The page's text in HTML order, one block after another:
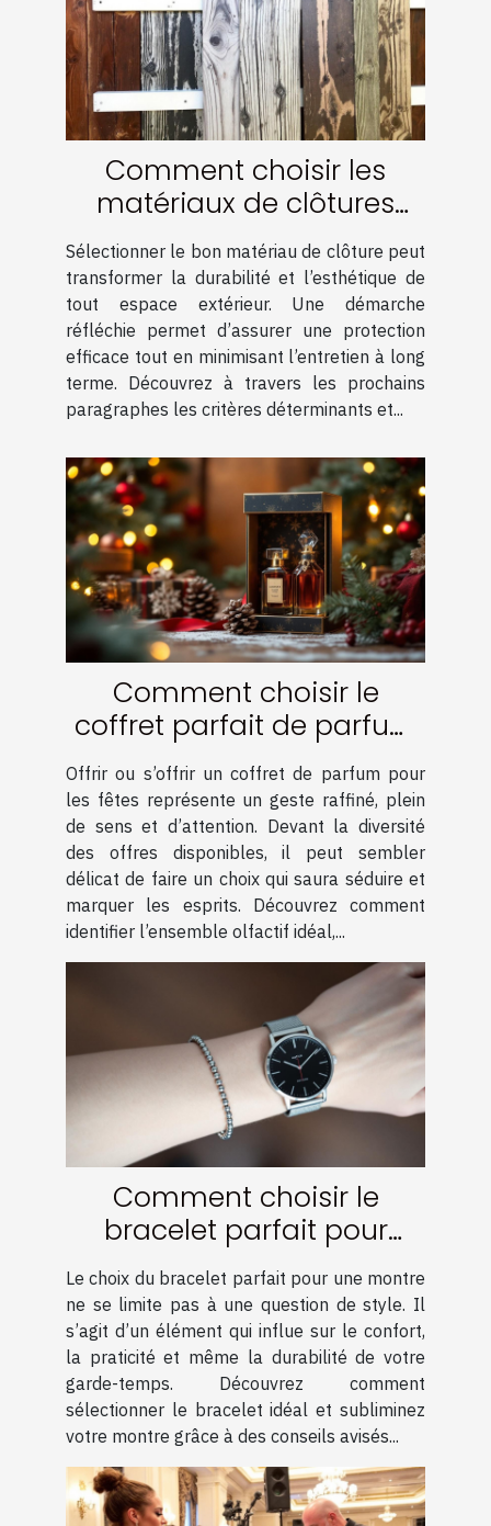
Comment choisir les
matériaux de clôtures
pour une durabilité
optimale ?
Sélectionner le bon matériau de clôture peut
transformer la durabilité et l’esthétique de
tout espace extérieur. Une démarche
réfléchie permet d’assurer une protection
efficace tout en minimisant l’entretien à long
terme. Découvrez à travers les prochains
paragraphes les critères déterminants et...
Comment choisir le
coffret parfait de parfum
pour les fêtes ?
Offrir ou s’offrir un coffret de parfum pour
les fêtes représente un geste raffiné, plein
de sens et d’attention. Devant la diversité
des offres disponibles, il peut sembler
délicat de faire un choix qui saura séduire et
marquer les esprits. Découvrez comment
identifier l’ensemble olfactif idéal,...
Comment choisir le
bracelet parfait pour
votre montre ?
Le choix du bracelet parfait pour une montre
ne se limite pas à une question de style. Il
s’agit d’un élément qui influe sur le confort,
la praticité et même la durabilité de votre
garde-temps. Découvrez comment
sélectionner le bracelet idéal et subliminez
votre montre grâce à des conseils avisés...